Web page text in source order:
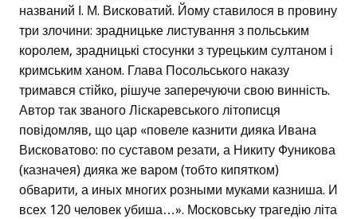
названий І. М. Висковатий. Йому ставилося в провину
три злочини: зрадницьке листування з польським
королем, зрадницькі стосунки з турецьким султаном і
кримським ханом. Глава Посольського наказу
тримався стійко, рішуче заперечуючи свою винність.
Автор так званого Ліскаревського літописця
повідомляв, що цар «повеле казнити дияка Ивана
Висковатово: по суставом резати, а Никиту Фуникова
(казначея) дияка же варом (тобто кипятком)
обварити, а иных многих розными муками казниша. И
всех 120 человек убиша…». Московську трагедію літа